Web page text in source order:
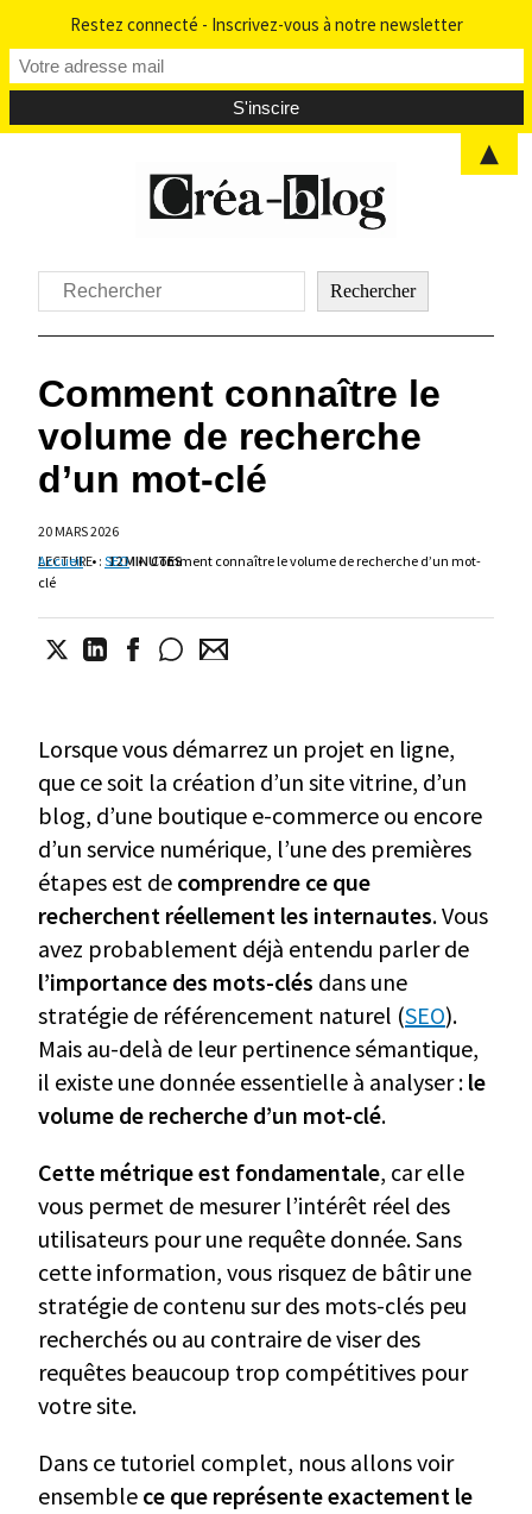
Rechercher Rechercher
Comment connaître le
volume de recherche
d’un mot-clé
20 MARS 2026
LECTURE : 12 MINUTES
Accueil • SEO • Comment connaître le volume de recherche d’un mot-
clé
Lorsque vous démarrez un projet en ligne,
que ce soit la création d’un site vitrine, d’un
blog, d’une boutique e-commerce ou encore
d’un service numérique, l’une des premières
étapes est de comprendre ce que
recherchent réellement les internautes. Vous
avez probablement déjà entendu parler de
l’importance des mots-clés dans une
stratégie de référencement naturel (SEO).
Mais au-delà de leur pertinence sémantique,
il existe une donnée essentielle à analyser : le
volume de recherche d’un mot-clé.
Cette métrique est fondamentale, car elle
vous permet de mesurer l’intérêt réel des
utilisateurs pour une requête donnée. Sans
cette information, vous risquez de bâtir une
stratégie de contenu sur des mots-clés peu
recherchés ou au contraire de viser des
requêtes beaucoup trop compétitives pour
votre site.
Dans ce tutoriel complet, nous allons voir
ensemble ce que représente exactement le
Restez connecté - Inscrivez-vous à notre newsletter
▲